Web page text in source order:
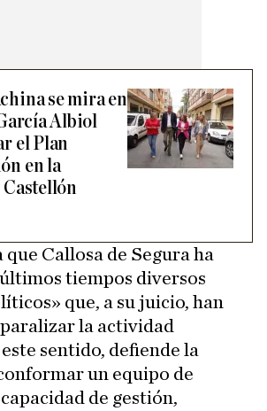
se mira en
Albiol
el Plan
en la
que Callosa de Segura ha
tiempos diversos
que, a su juicio, han
la actividad
sentido, defiende la
un equipo de
de gestión,